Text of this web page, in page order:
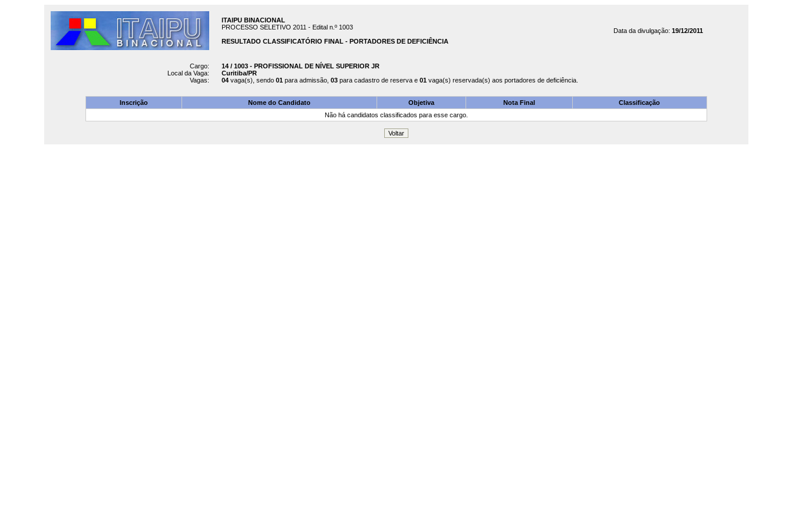
ITAIPU BINACIONAL
PROCESSO SELETIVO 2011 - Edital n.º 1003
RESULTADO CLASSIFICATÓRIO FINAL - PORTADORES DE DEFICIÊNCIA
Data da divulgação: 19/12/2011
Cargo:
Local da Vaga:
Vagas:
14 / 1003 - PROFISSIONAL DE NÍVEL SUPERIOR JR
Curitiba/PR
04vaga(s), sendo 01para admissão, 03para cadastro de reserva e 01vaga(s) reservada(s) aos portadores de deficiência.
Inscrição Nome do Candidato Objetiva Nota Final
Classificação
Não há candidatos classificados para esse cargo.